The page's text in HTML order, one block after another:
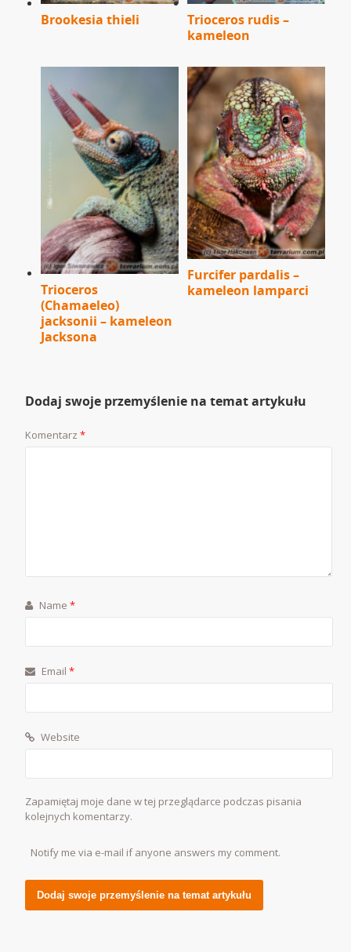
Brookesia thieli
Trioceros rudis –
kameleon
Trioceros
(Chamaeleo)
jacksonii – kameleon
Jacksona
Furcifer pardalis –
kameleon lamparci
Dodaj swoje przemyślenie na temat artykułu
Komentarz*
Name*
Email*
Website
Zapamiętaj moje dane w tej przeglądarce podczas pisania
kolejnych komentarzy.
Notify me via e-mail if anyone answers my comment.